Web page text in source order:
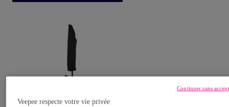
Habitat et Jardin
Veepee respecte votre vie privée
Continuer sans